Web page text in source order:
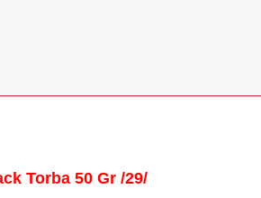
Torba 50 Gr /29/